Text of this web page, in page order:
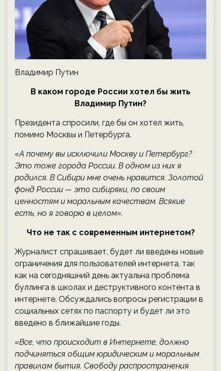
Владимир Путин
В каком городе России хотел бы жить
Владимир Путин?
Президента спросили, где бы он хотел жить,
помимо Москвы и Петербурга.
«А почему вы исключили Москву и Петербург?
Это тоже города России. В одном из них я
родился. В Сибири мне очень нравится. Золотой
фонд России — это сибиряки, по своим
ценностям и моральным качествам. Всякие
есть, но я говорю в целом».
Что не так с современным интернетом?
Журналист спрашивает, будет ли введены новые
ограничения для пользователей интернета, так
как на сегодняшний день актуальна проблема
буллинга в школах и деструктивного контента в
интернете. Обсуждались вопросы регистрации в
социальных сетях по паспорту и будет ли это
введено в ближайшие годы.
«Все, что происходит в Интернете, должно
подчиняться общим юридическим и моральным
правилам бытия. Свободу распространения